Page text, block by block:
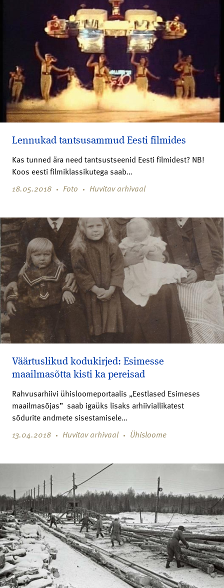
Lennukad tantsusammud Eesti filmides
Kas tunned ära need tantsustseenid Eesti filmidest? NB!
Koos eesti filmiklassikutega saab…
18.05.2018
Foto Huvitav arhivaal
Väärtuslikud kodukirjed: Esimesse
maailmasõtta kisti ka pereisad
Rahvusarhiivi ühisloomeportaalis „Eestlased Esimeses
maailmasõjas” saab igaüks lisaks arhiiviallikatest
sõdurite andmete sisestamisele…
13.04.2018
Huvitav arhivaal Ühisloome